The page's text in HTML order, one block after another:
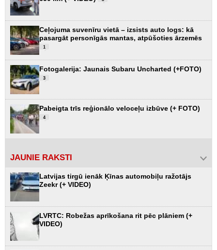
Ceļojuma suvenīru vietā – izsists auto logs: kā
pasargāt personīgās mantas, atpūšoties ārzemēs
1
Fotogalerija: Jaunais Subaru Uncharted (+FOTO)
3
Pabeigta trīs reģionālo veloceļu izbūve (+ FOTO)
4
JAUNIE RAKSTI
Latvijas tirgū ienāk Ķīnas automobiļu ražotājs
Zeekr (+ VIDEO)
LVRTC: Robežas aprīkošana rit pēc plāniem (+
VIDEO)